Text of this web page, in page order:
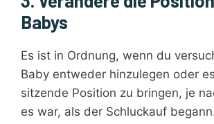
Babys
Es ist in Ordnung, wenn du
Baby entweder hinzulegen oder
sitzende Position zu bringen, je
es war, als der Schluckauf